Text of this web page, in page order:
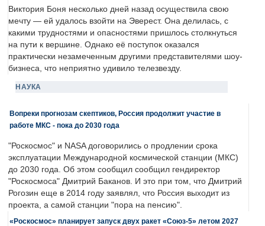
Виктория Боня несколько дней назад осуществила свою
мечту — ей удалось взойти на Эверест. Она делилась, с
какими трудностями и опасностями пришлось столкнуться
на пути к вершине. Однако её поступок оказался
практически незамеченным другими представителями шоу-
бизнеса, что неприятно удивило телезвезду.
НАУКА
Вопреки прогнозам скептиков, Россия продолжит участие в
работе МКС - пока до 2030 года
"Роскосмос" и NASA договорились о продлении срока
эксплуатации Международной космической станции (МКС)
до 2030 года. Об этом сообщил сообщил гендиректор
"Роскосмоса" Дмитрий Баканов. И это при том, что Дмитрий
Рогозин еще в 2014 году заявлял, что Россия выходит из
проекта, а самой станции "пора на пенсию".
«Роскосмос» планирует запуск двух ракет «Союз-5» летом 2027